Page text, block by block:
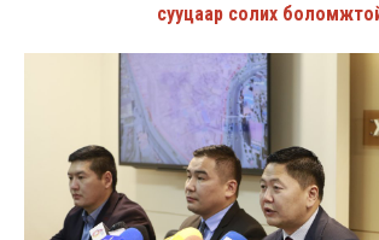
сууцаар солих